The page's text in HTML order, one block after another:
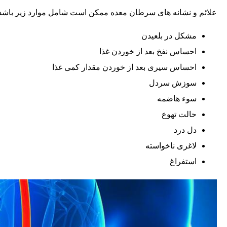
علائم و نشانه های سرطان معده ممکن است شامل موارد زیر
مشکل در بلعیدن
احساس نفخ بعد از خوردن غذا
احساس سیری بعد از خوردن مقدار کمی غذا
سوزش سردل
سوء هاضمه
حالت تهوع
دل درد
لاغری ناخواسته
استفراغ